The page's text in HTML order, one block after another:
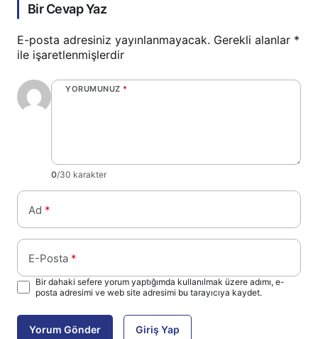
Bir Cevap Yaz
E-posta adresiniz yayınlanmayacak. Gerekli alanlar *
ile işaretlenmişlerdir
YORUMUNUZ *
0/30 karakter
Ad *
E-Posta *
Bir dahaki sefere yorum yaptığımda kullanılmak üzere adımı, e-
posta adresimi ve web site adresimi bu tarayıcıya kaydet.
Yorum Gönder Giriş Yap